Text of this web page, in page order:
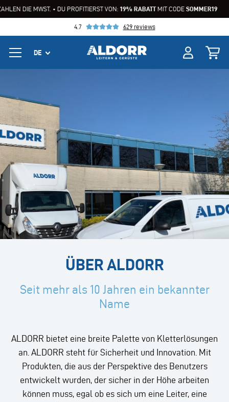
MWST. • DU PROFITIERST VON:19% RABATTMIT CODESOMMER19 WIR
4.7 629 reviews
ÜBER ALDORR
Seit mehr als 10 Jahren ein bekannter
Name
ALDORR bietet eine breite Palette von Kletterlösungen
an. ALDORR steht für Sicherheit und Innovation. Mit
Produkten, die aus der Perspektive des Benutzers
entwickelt wurden, der sicher in der Höhe arbeiten
können muss, egal ob es sich um eine Leiter, eine